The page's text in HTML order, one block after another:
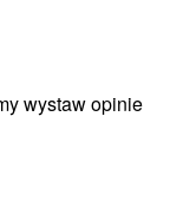
wystaw opinie